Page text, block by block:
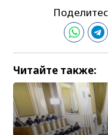
Читайте также: